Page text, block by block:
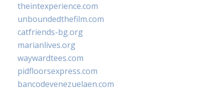
theintexperience.com
unboundedthefilm.com
catfriends-bg.org
marianlives.org
waywardtees.com
pidfloorsexpress.com
bancodevenezuelaen.com